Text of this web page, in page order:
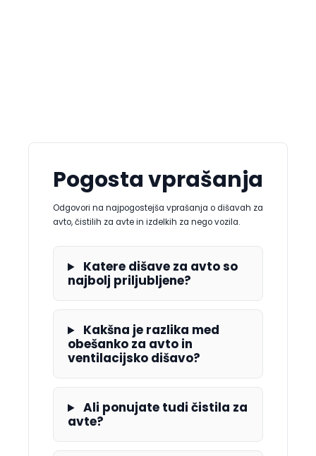
Pogosta vprašanja
Odgovori na najpogostejša vprašanja o dišavah za
avto, čistilih za avte in izdelkih za nego vozila.
Katere dišave za avto so
najbolj priljubljene?
Kakšna je razlika med
obešanko za avto in
ventilacijsko dišavo?
Ali ponujate tudi čistila za
avte?